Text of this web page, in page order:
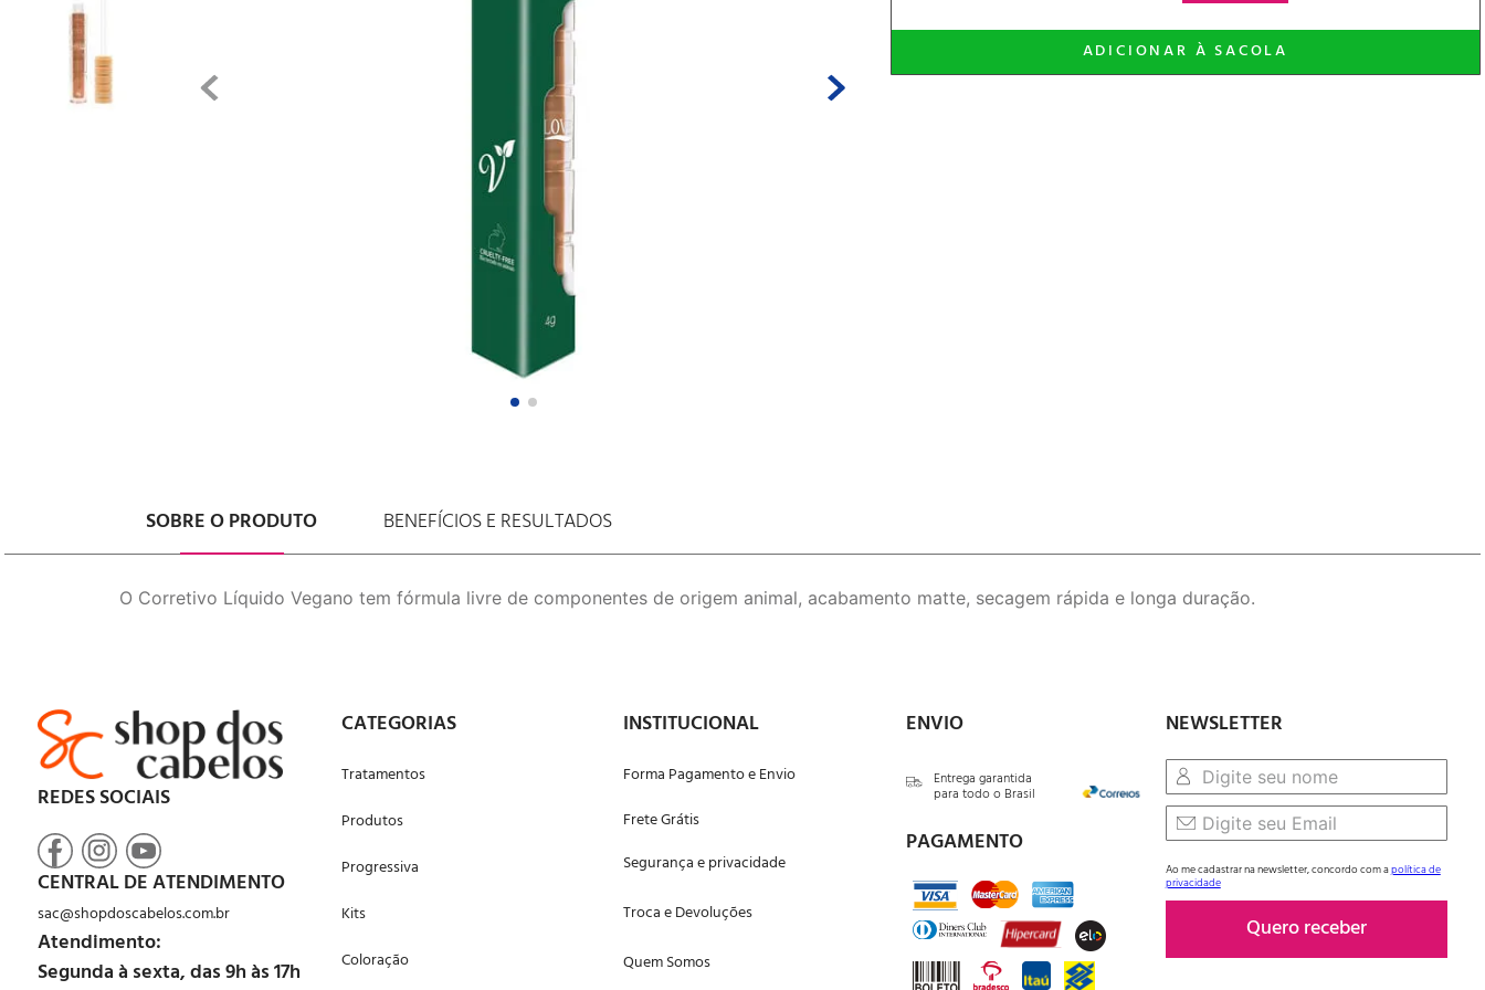
SOBRE O PRODUTO BENEFÍCIOS E RESULTADOS
O Corretivo Líquido Vegano tem fórmula livre de componentes de origem animal, acabamento matte, secagem rápida e longa duração.
REDES SOCIAIS
CENTRAL DE ATENDIMENTO
sac@shopdoscabelos.com.br
Atendimento:
Segunda à sexta, das 9h às 17h
CATEGORIAS
Tratamentos
Produtos
Progressiva
Kits
Coloração
INSTITUCIONAL
Forma Pagamento e Envio
Frete Grátis
Segurança e privacidade
Troca e Devoluções
Quem Somos
ENVIO
Entrega garantida
para todo o Brasil
PAGAMENTO
NEWSLETTER
Ao me cadastrar na newsletter, concordo com apolítica de
privacidade
Quero receber